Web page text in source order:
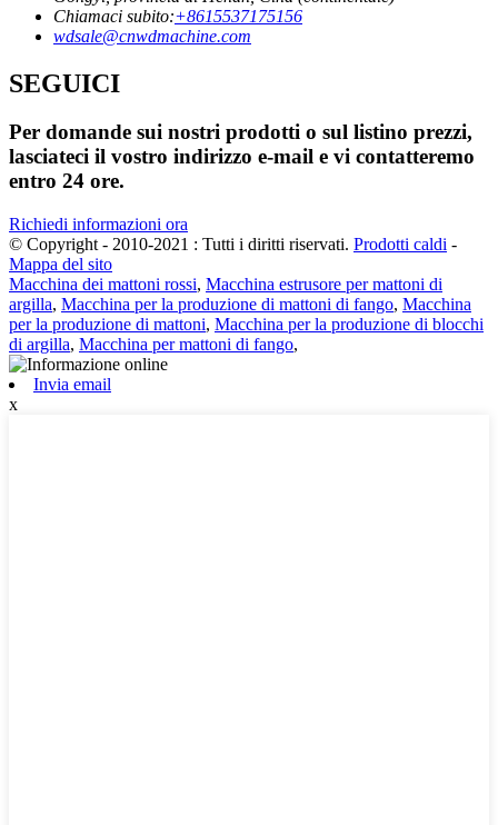
Chiamaci subito:+8615537175156
wdsale@cnwdmachine.com
SEGUICI
Per domande sui nostri prodotti o sul listino prezzi,
lasciateci il vostro indirizzo e-mail e vi contatteremo
entro 24 ore.
Richiedi informazioni ora
© Copyright - 2010-2021 : Tutti i diritti riservati. Prodotti caldi -
Mappa del sito
Macchina dei mattoni rossi, Macchina estrusore per mattoni di
argilla, Macchina per la produzione di mattoni di fango, Macchina
per la produzione di mattoni, Macchina per la produzione di blocchi
di argilla, Macchina per mattoni di fango,
Invia email
x